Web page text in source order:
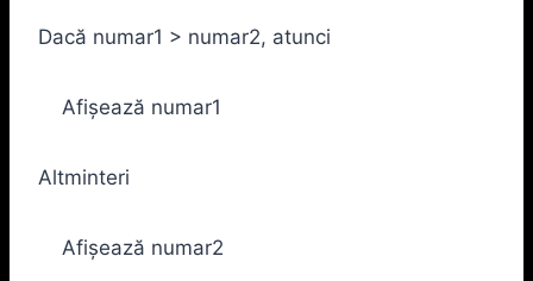
Dacă numar1 > numar2, atunci
Afișează numar1
Altminteri
Afișează numar2